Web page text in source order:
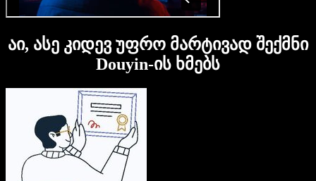
აი, ასე კიდევ უფრო მარტივად შექმნი
Douyin-ის ხმებს